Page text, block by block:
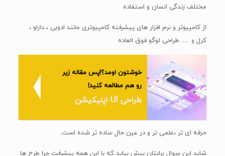
مختلف زندگی انسان و استفاده
از کامپیوتر و نرم افزار های پیشرفته کامپیوتری مانند ادوبی ، داراو ،
کرل و …. طراحی لوگو فوق العاده
خوشتون اومد؟!پس مقاله زیر
رو هم مطالعه کنید!
طراحی UI اپلیکیشن
حرفه ای تر ،علمی تر و در عین حال ساده تر شده است.
شاید این سوال برایتان پیش بیاید که با این همه پیشرفت چرا طرح ها